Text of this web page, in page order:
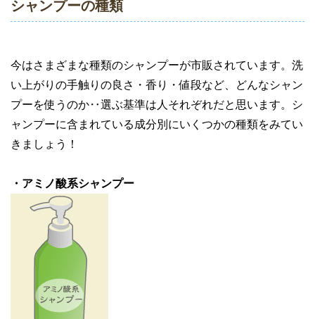
シャンプーの種類
今はさまざまな種類のシャンプーが市販されています。洗
い上がりの手触りの良さ・香り・値段など、どんなシャン
プーを使うのか‥選ぶ基準は人それぞれだと思います。シ
ャンプーに含まれている成分別にいくつかの種類をみてい
きましょう！
・アミノ酸系シャンプー